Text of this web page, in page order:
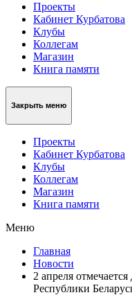
Проекты
Кабинет Курбатова
Клубы
Коллегам
Магазин
Книга памяти
Закрыть меню
Проекты
Кабинет Курбатова
Клубы
Коллегам
Магазин
Книга памяти
Меню
Главная
Новости
2 апреля
Республики